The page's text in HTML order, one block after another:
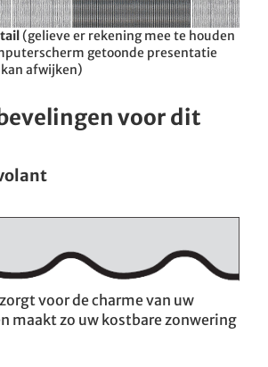
(gelieve er rekening mee te houden
getoonde presentatie
afwijken)
voor dit
voor de charme van uw
maakt zo uw kostbare zonwering